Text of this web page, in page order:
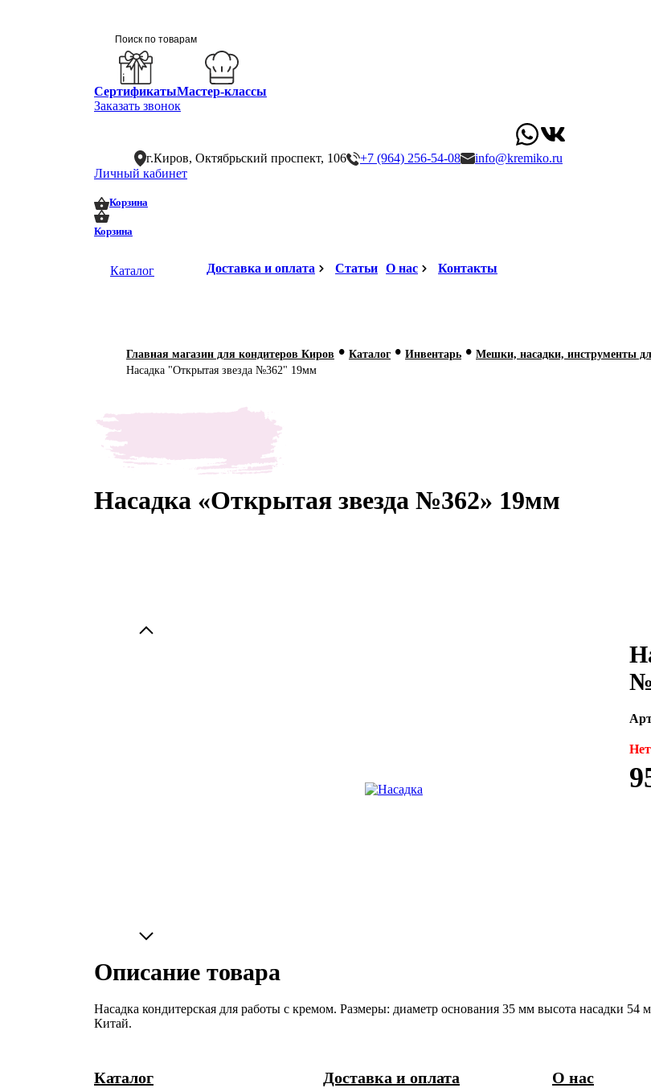
СертификатыМастер-классы
Заказать звонок
г.Киров, Октябрьский проспект, 106 +7 (964) 256-54-08
info@kremiko.ru
Личный кабинет
Корзина
Корзина
Каталог Доставка и оплата Статьи О нас Контакты
Главная магазин для кондитеров Киров • Каталог • Инвентарь • Мешки, насадки, инструменты
Насадка "Открытая звезда №362" 19мм
Насадка «Открытая звезда №362» 19мм
Описание товара
Насадка кондитерская для работы с кремом. Размеры: диаметр основания 35 мм высота насадки 54
Китай.
Каталог Доставка и оплата О нас